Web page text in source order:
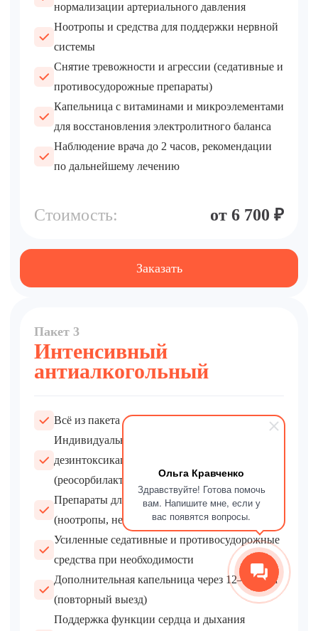
Ольга Кравченко
Здравствуйте! Готова помочь
вам. Напишите мне, если у
вас появятся вопросы.
нормализации артериального давления
Ноотропы и средства для поддержки нервной
системы
Снятие тревожности и агрессии (седативные и
противосудорожные препараты)
Капельница с витаминами и микроэлементами
для восстановления электролитного баланса
Наблюдение врача до 2 часов, рекомендации
по дальнейшему лечению
Стоимость: от 6 700 ₽
Заказать
Пакет 3
Интенсивный
антиалкогольный
Всё из пакета «Комплексное восстановление»
Индивидуально подобранная капельница:
дезинтоксикационные растворы
(реосорбилакт, трисоль, гемодез)
Препараты для защиты головного мозга
(ноотропы, нейропротекторы)
Усиленные седативные и противосудорожные
средства при необходимости
Дополнительная капельница через 12–24 часа
(повторный выезд)
Поддержка функции сердца и дыхания